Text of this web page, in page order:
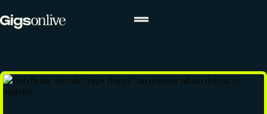
ACTUALITÉS
Actualités